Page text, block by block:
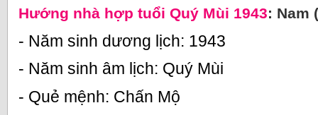
Hướng nhà hợp tuổi Quý Mùi 1943: Nam
- Năm sinh dương lịch: 1943
- Năm sinh âm lịch: Quý Mùi
- Quẻ mệnh: Chấn Mộ